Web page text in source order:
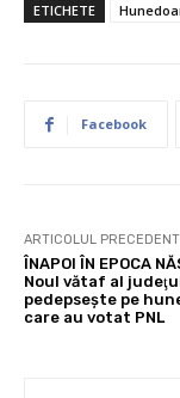
ETICHETE
Facebook
ARTICOLUL PRECEDENT
ÎNAPOI ÎN EPOCA
Noul vătaf al
pedepseşte pe
care au votat PNL